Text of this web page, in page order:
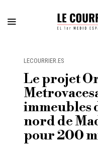
LECOURRIER.ES
Le projet
immeubles
nord de
pour 200